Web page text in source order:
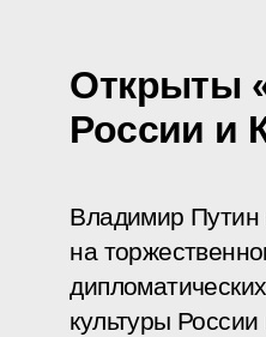
Открыты
России и
Владимир Путин
на
культуры России